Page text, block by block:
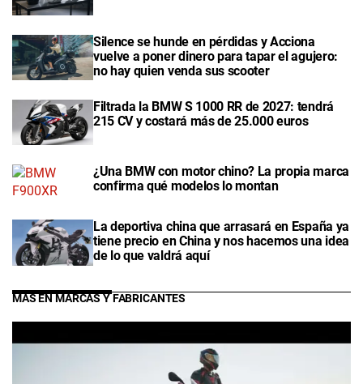
Silence se hunde en pérdidas y Acciona
vuelve a poner dinero para tapar el agujero:
no hay quien venda sus scooter
Filtrada la BMW S 1000 RR de 2027: tendrá
215 CV y costará más de 25.000 euros
¿Una BMW con motor chino? La propia marca
confirma qué modelos lo montan
La deportiva china que arrasará en España ya
tiene precio en China y nos hacemos una idea
de lo que valdrá aquí
MÁS EN MARCAS Y FABRICANTES